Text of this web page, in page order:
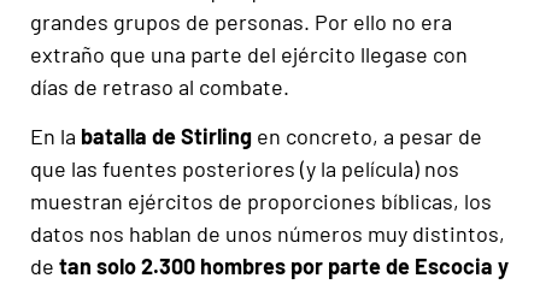
grandes grupos de personas. Por ello no era
extraño que una parte del ejército llegase con
días de retraso al combate.
En la batalla de Stirling en concreto, a pesar de
que las fuentes posteriores (y la película) nos
muestran ejércitos de proporciones bíblicas, los
datos nos hablan de unos números muy distintos,
de tan solo 2.300 hombres por parte de Escocia y